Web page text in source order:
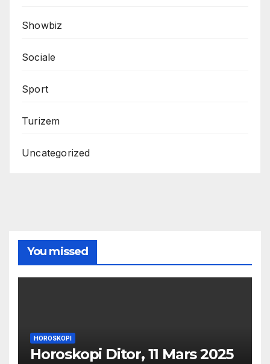
Showbiz
Sociale
Sport
Turizem
Uncategorized
You missed
HOROSKOPI
Horoskopi Ditor, 11 Mars 2025